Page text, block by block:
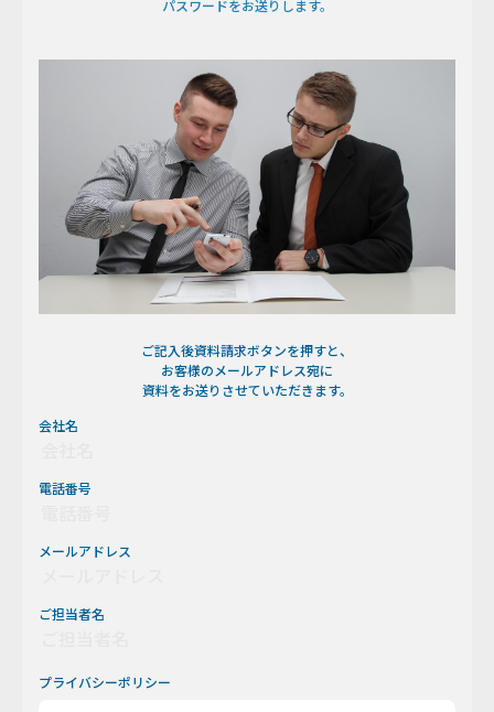
パスワードをお送りします。
ご記入後資料請求ボタンを押すと、
お客様のメールアドレス宛に
資料をお送りさせていただきます。
会社名
電話番号
メールアドレス
ご担当者名
プライバシーポリシー